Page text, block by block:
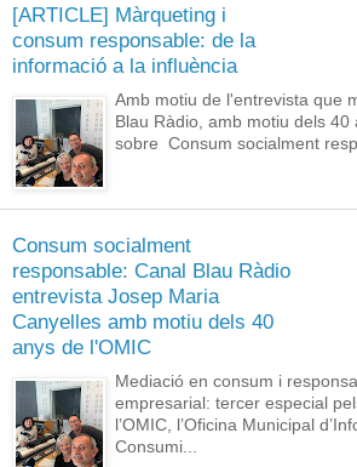
[ARTICLE] Màrqueting i
consum responsable: de la
informació a la influència
Amb motiu de l'entrevista que
Blau Ràdio, amb motiu dels 40
sobre Consum socialment
Consum socialment
responsable: Canal Blau Ràdio
entrevista Josep Maria
Canyelles amb motiu dels 40
anys de l'OMIC
Mediació en consum i
empresarial: tercer especial
l’OMIC, l’Oficina Municipal
Consumi...